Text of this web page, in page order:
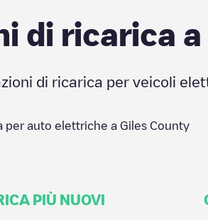
di ricarica a
di ricarica per veicoli
per auto elettriche a Giles County
PIÙ NUOVI